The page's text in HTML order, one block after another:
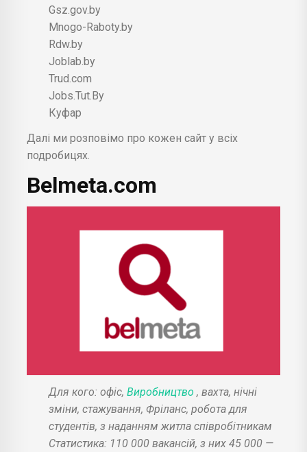
Gsz.gov.by
Mnogo-Raboty.by
Rdw.by
Joblab.by
Trud.com
Jobs.Tut.By
Куфар
Далі ми розповімо про кожен сайт у всіх
подробицях.
Belmeta.com
Для кого: офіс, Виробництво , вахта, нічні
зміни, стажування, Фріланс, робота для
студентів, з наданням житла співробітникам
Статистика: 110 000 вакансій, з них 45 000 —